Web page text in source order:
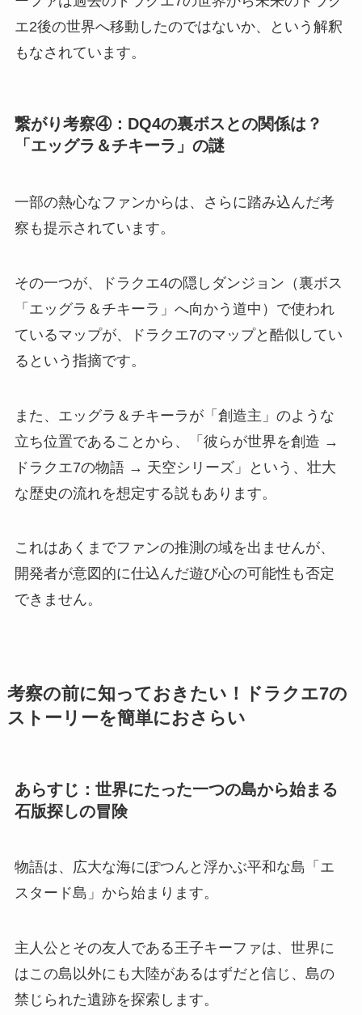
エ2後の世界へ移動したのではないか、という解釈
もなされています。
繋がり考察④：DQ4の裏ボスとの関係は？
「エッグラ＆チキーラ」の謎
一部の熱心なファンからは、さらに踏み込んだ考
察も提示されています。
その一つが、ドラクエ4の隠しダンジョン（裏ボス
「エッグラ＆チキーラ」へ向かう道中）で使われ
ているマップが、ドラクエ7のマップと酷似してい
るという指摘です。
また、エッグラ＆チキーラが「創造主」のような
立ち位置であることから、「彼らが世界を創造 →
ドラクエ7の物語 → 天空シリーズ」という、壮大
な歴史の流れを想定する説もあります。
これはあくまでファンの推測の域を出ませんが、
開発者が意図的に仕込んだ遊び心の可能性も否定
できません。
考察の前に知っておきたい！ドラクエ7の
ストーリーを簡単におさらい
あらすじ：世界にたった一つの島から始まる
石版探しの冒険
物語は、広大な海にぽつんと浮かぶ平和な島「エ
スタード島」から始まります。
主人公とその友人である王子キーファは、世界に
はこの島以外にも大陸があるはずだと信じ、島の
禁じられた遺跡を探索します。